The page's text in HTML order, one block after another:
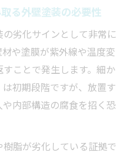
外壁塗装費用の違い
えるタイミングとは
の費用リスク
選びのポイント
る外壁塗装の必要性
劣化サインとして非常に
や塗膜が紫外線や温度変
ことで発生します。細か
初期段階ですが、放置す
内部構造の腐食を招く恐
脂が劣化している証拠で